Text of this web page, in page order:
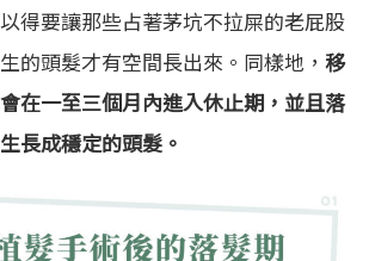
得要讓那些占著茅坑不拉屎的老屁股
的頭髮才有空間長出來。同樣地， 移
在一至三個月內進入休止期，並且落
長成穩定的頭髮。